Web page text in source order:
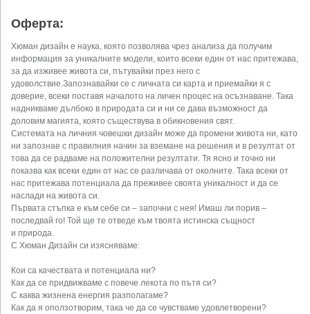
Оферта:
Хюман дизайн е наука, която позволява чрез анализа да получим
информация за уникалните модели, които всеки един от нас притежава,
за да изживее живота си, пътувайки през него с
удоволствие.Запознавайки се с личната си карта и приемайки я с
доверие, всеки поставя началото на личен процес на осъзнаване. Така
надникваме дълбоко в природата си и ни се дава възможност да
доловим магията, която съществува в обикновения свят.
Системата на личния човешки дизайн може да промени живота ни, като
ни запознае с правилния начин за вземане на решения и в резултат от
това да се радваме на положителни резултати. Тя ясно и точно ни
показва как всеки един от нас се различава от околните. Така всеки от
нас притежава потенциала да преживее своята уникалност и да се
наслади на живота си.
Първата стъпка е към себе си – започни с нея! Имаш ли порив –
последвай го! Той ще те отведе към твоята истинска същност
и природа.
С Хюман Дизайн си изясняваме:
Кои са качествата и потенциала ни?
Как да се придвижваме с повече лекота по пътя си?
С каква жизнена енергия разполагаме?
Как да я оползотворим, така че да се чувстваме удовлетворени?